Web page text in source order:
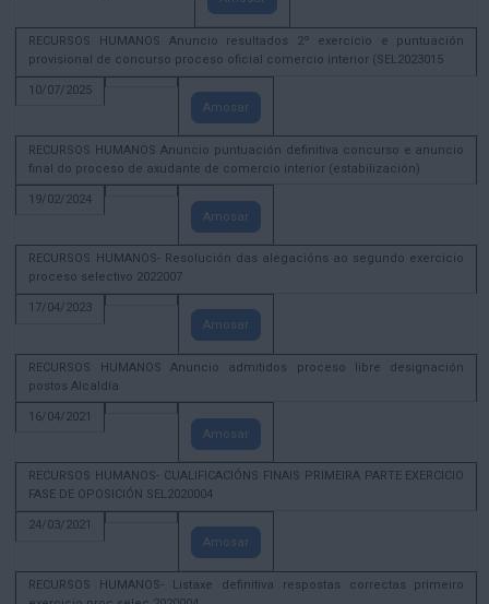
RECURSOS HUMANOS Anuncio resultados 2º exercicio e puntuación
provisional de concurso proceso oficial comercio interior (SEL2023015
10/07/2025
Amosar
RECURSOS HUMANOS Anuncio puntuación definitiva concurso e anuncio
final do proceso de axudante de comercio interior (estabilización)
19/02/2024
Amosar
RECURSOS HUMANOS- Resolución das alegacións ao segundo exercicio
proceso selectivo 2022007
17/04/2023
Amosar
RECURSOS HUMANOS Anuncio admitidos proceso libre designación
postos Alcaldía
16/04/2021
Amosar
RECURSOS HUMANOS- CUALIFICACIÓNS FINAIS PRIMEIRA PARTE EXERCICIO
FASE DE OPOSICIÓN SEL2020004
24/03/2021
Amosar
RECURSOS HUMANOS- Listaxe definitiva respostas correctas primeiro